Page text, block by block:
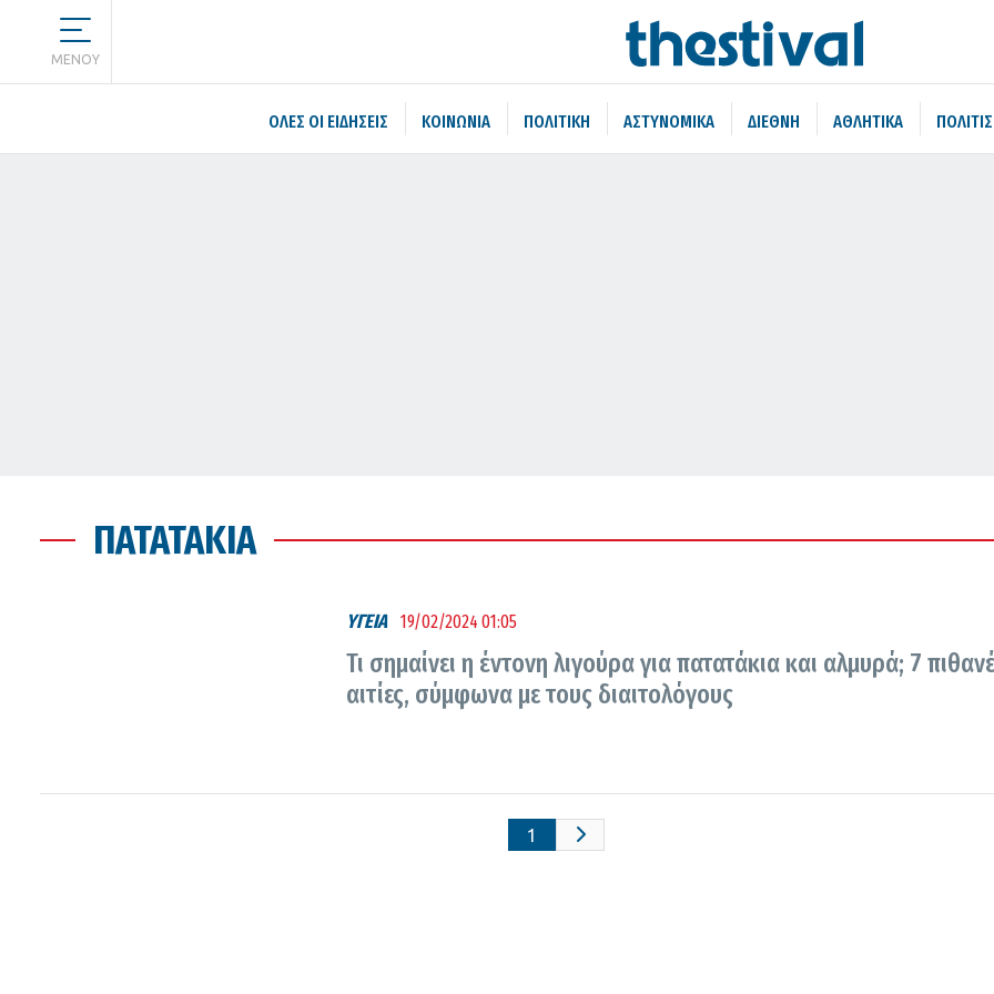
MENOY
ΌΛΕΣ ΟΙ ΕΙΔΉΣΕΙΣ ΚΟΙΝΩΝΙΑ ΠΟΛΙΤΙΚΗ ΑΣΤΥΝΟΜΙΚΑ ΔΙΕΘΝΗ ΑΘΛΗΤΙΚΑ
ΠΑΤΑΤΆΚΙΑ
ΥΓΕΙΑ 19/02/2024 01:05
Τι σημαίνει η έντονη λιγούρα για πατατάκια και αλμυρά; 7
αιτίες, σύμφωνα με τους διαιτολόγους
1